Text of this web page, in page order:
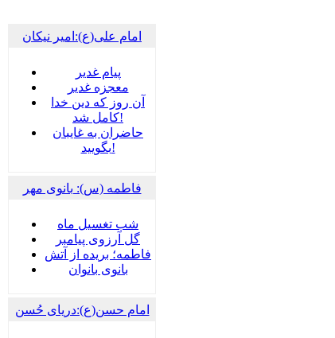
امام علی(ع):امیر نیکان
پيام غدير
معجزه غدیر
آن روز که دین خدا
کامل شد!
حاضران به غایبان
بگویید!
فاطمه (س): بانوی مهر
شب تغسیل ماه
گل آرزوی پیامبر
فاطمه؛ بریده از آتش
بانوی بانوان
امام حسن(ع):دریای حُسن